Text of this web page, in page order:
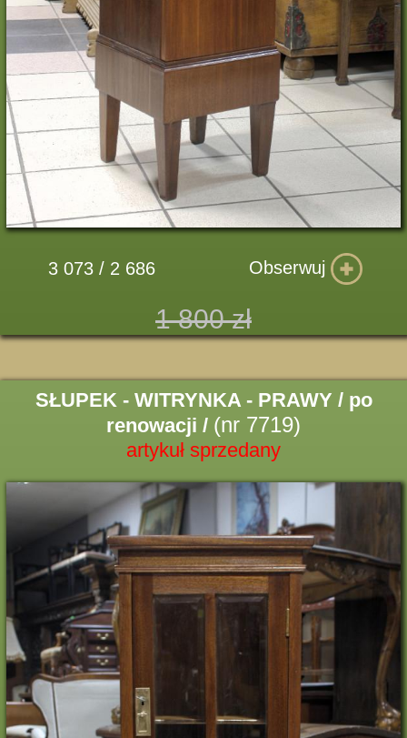
3 073 / 2 686 Obserwuj
1 800 zł
SŁUPEK - WITRYNKA - PRAWY / po
renowacji / (nr 7719)
artykuł sprzedany